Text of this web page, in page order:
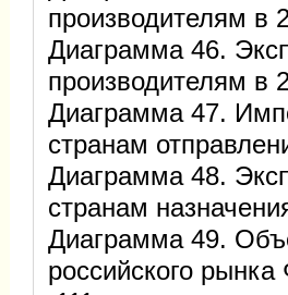
производителям в
Диаграмма 46.
производителям в
Диаграмма 47.
странам
Диаграмма 48.
странам
Диаграмма 49.
российского